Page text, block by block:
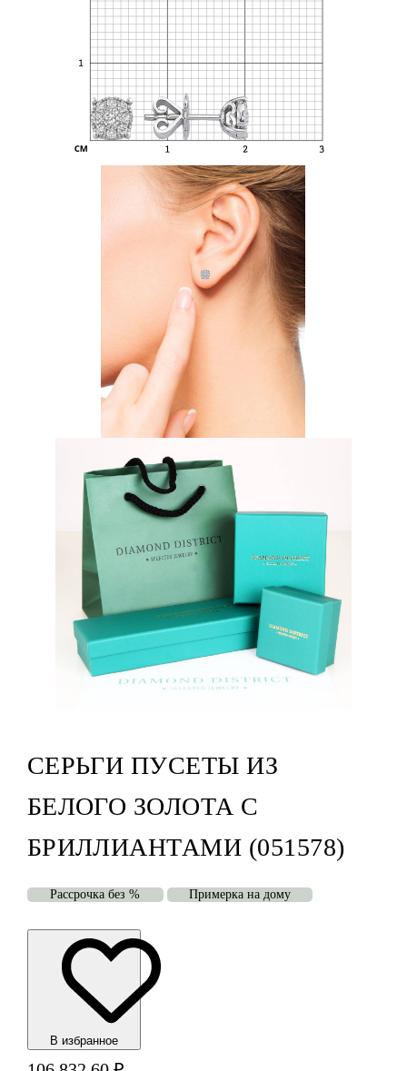
СЕРЬГИ ПУСЕТЫ ИЗ
БЕЛОГО ЗОЛОТА С
БРИЛЛИАНТАМИ (051578)
Рассрочка без % Примерка на дому
В избранноe